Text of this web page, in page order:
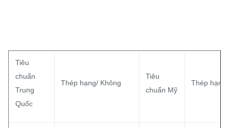
Tiêu
chuẩn
Trung
Quốc
Thép hạng/ Không
Tiêu
chuẩn Mỹ
Thép